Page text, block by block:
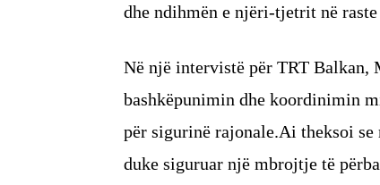
dhe ndihmën e njëri-tjetrit në
Në një intervistë për TRT Balkan,
bashkëpunimin dhe koordinimin
për sigurinë rajonale.Ai theksoi
duke siguruar një mbrojtje të